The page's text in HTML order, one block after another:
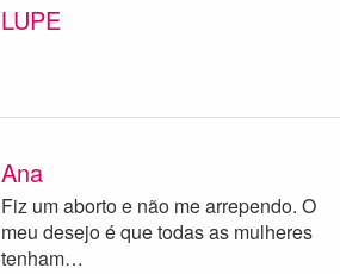
LUPE
Ana
Fiz um aborto e não me arrependo. O
meu desejo é que todas as mulheres
tenham…